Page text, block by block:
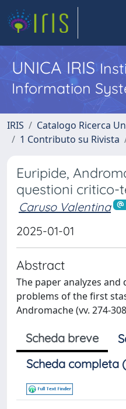
UNICA IRIS
Information
IRIS
Catalogo Ricerca
1 Contributo su Rivista
Euripide,
questioni critico-
Caruso Valentina
2025-01-01
Abstract
The paper analyzes and
problems of the first
Andromache (vv. 274-
Scheda breve
Scheda completa